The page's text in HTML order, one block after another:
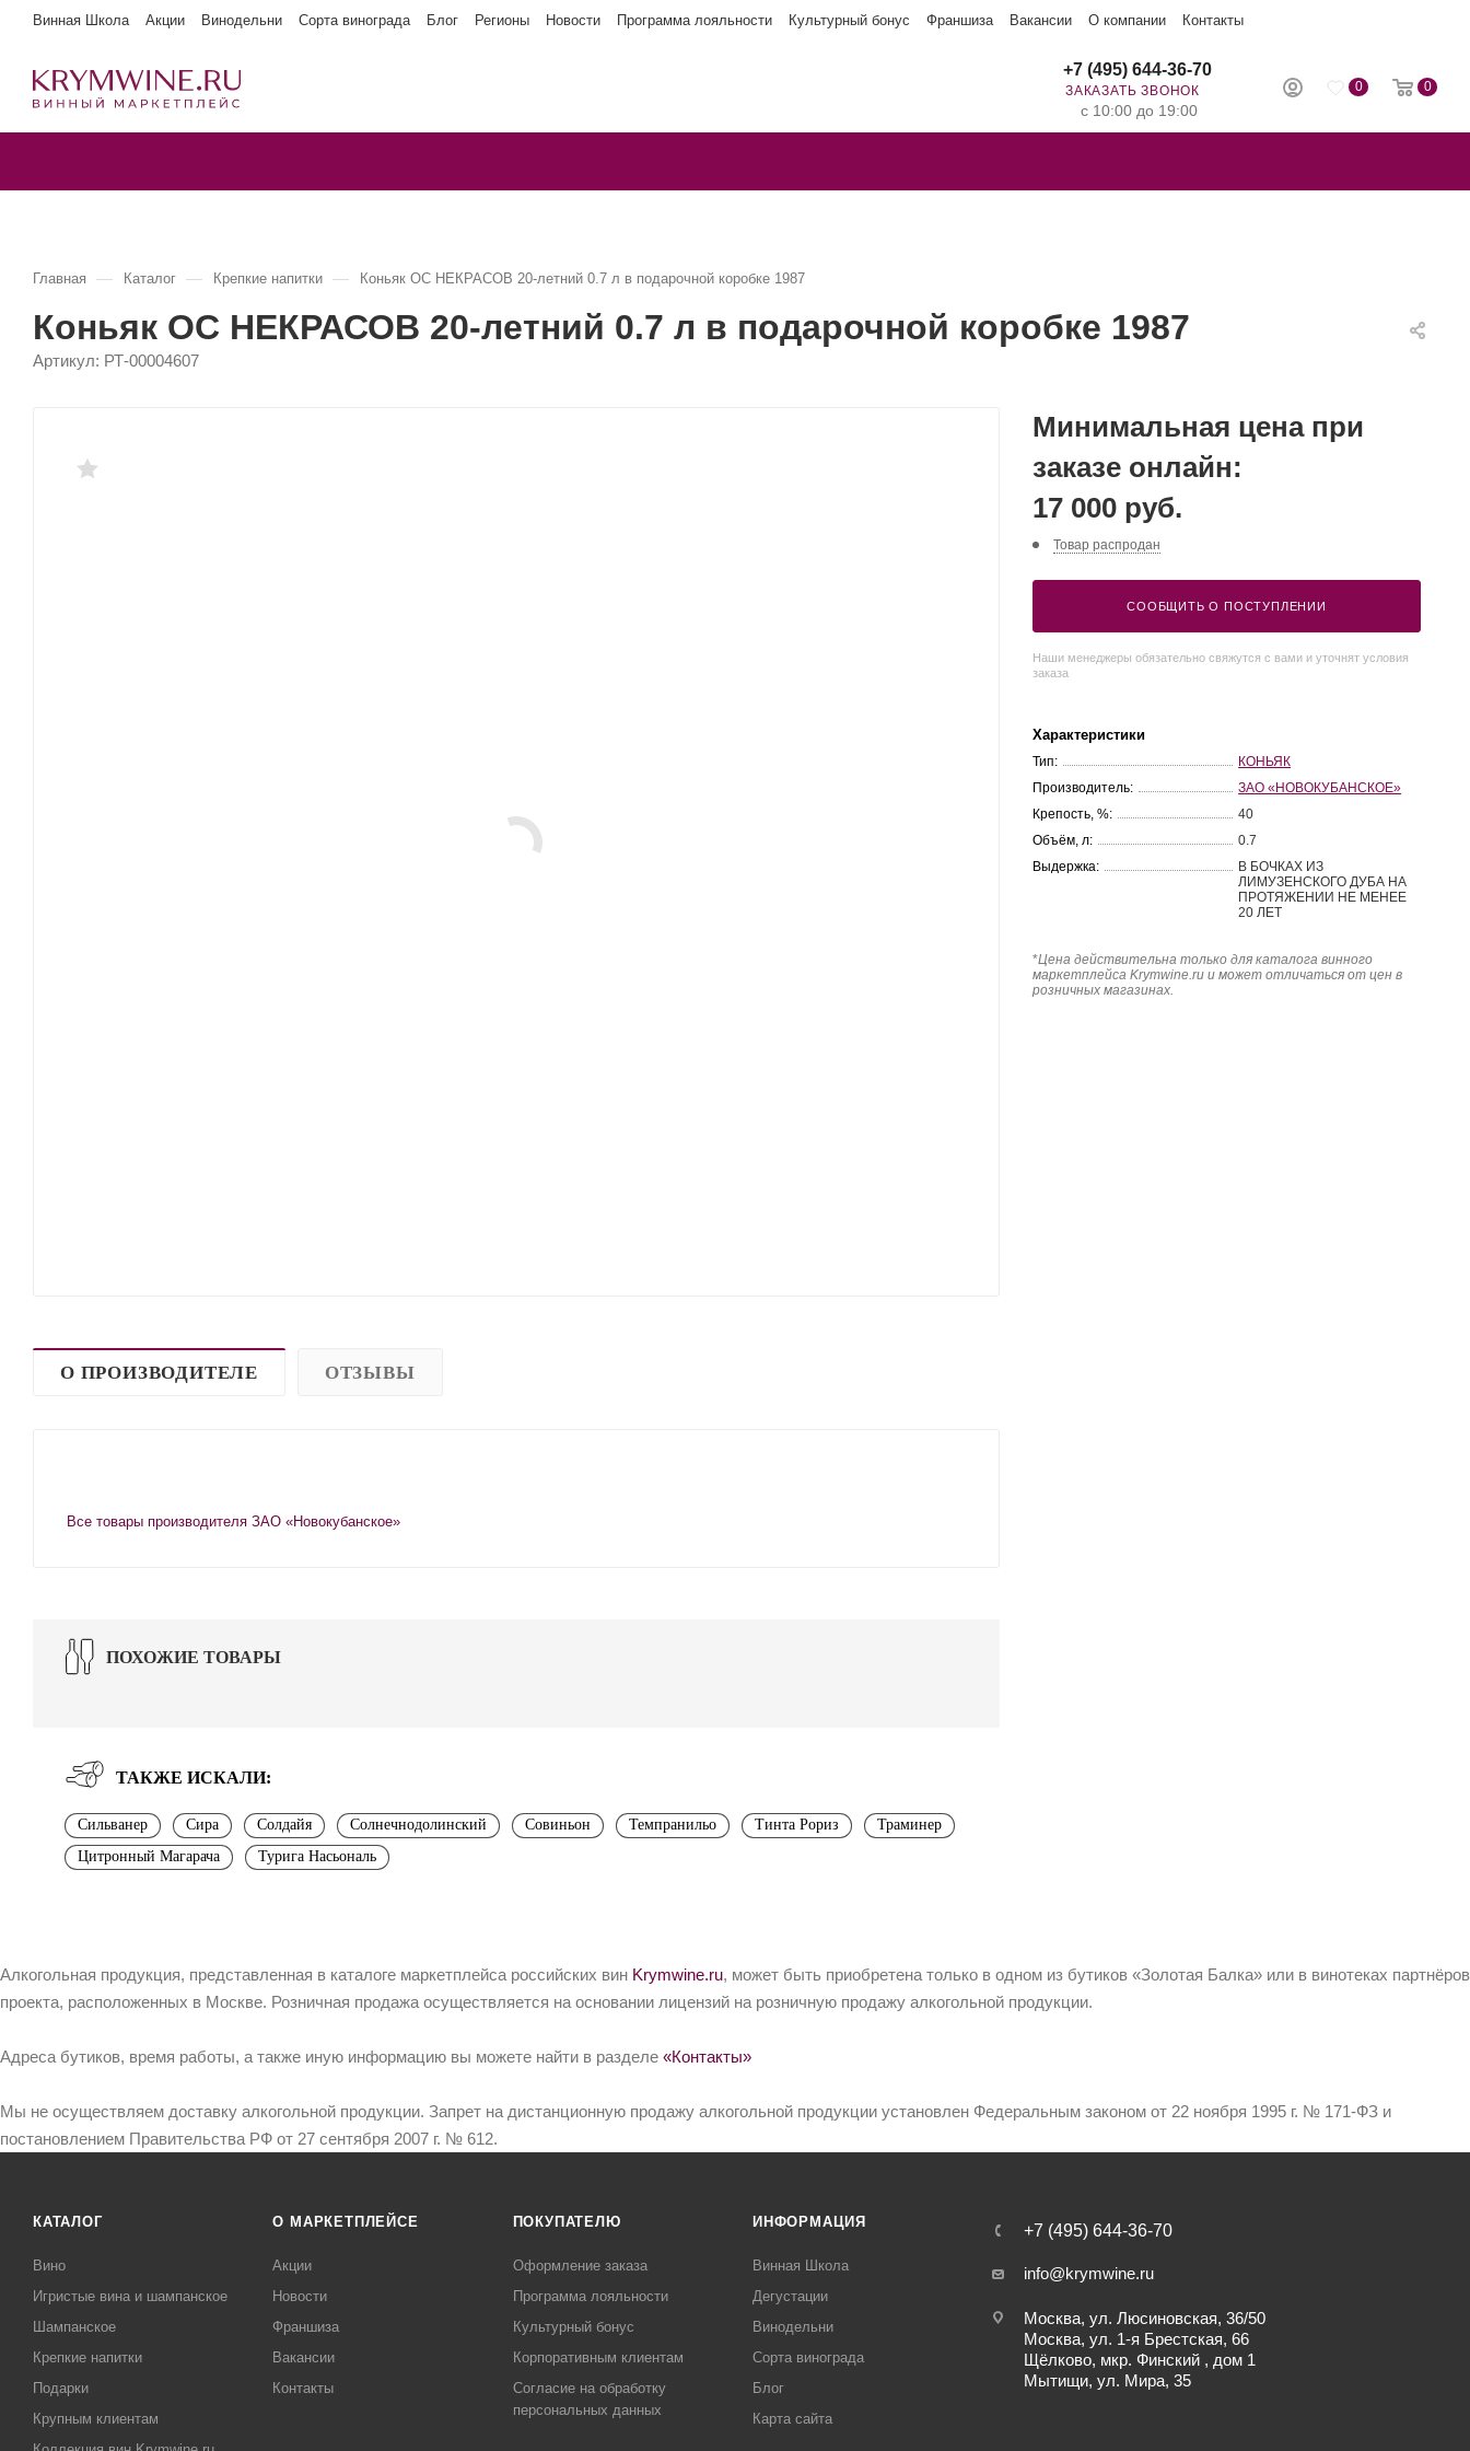
Винная Школа Акции Винодельни Сорта винограда Блог Регионы Новости Программа лояльности Культурный бонус Франшиза Вакансии О компании Контакты
0 0
+7 (495) 644-36-70
ЗАКАЗАТЬ ЗВОНОК
с 10:00 до 19:00
Главная — Каталог — Крепкие напитки — Коньяк ОС НЕКРАСОВ 20-летний 0.7 л в подарочной коробке 1987
Коньяк ОС НЕКРАСОВ 20-летний 0.7 л в подарочной коробке 1987
Артикул: РТ-00004607
О ПРОИЗВОДИТЕЛЕ ОТЗЫВЫ
Все товары производителя ЗАО «Новокубанское»
ПОХОЖИЕ ТОВАРЫ
ТАКЖЕ ИСКАЛИ:
Сильванер Сира Солдайя Солнечнодолинский Совиньон Темпранильо Тинта Рориз
Траминер
Цитронный Магарача
Турига Насьональ
Минимальная цена при
заказе онлайн:
17 000 руб.
Товар распродан
СООБЩИТЬ О ПОСТУПЛЕНИИ
Наши менеджеры обязательно свяжутся с вами и уточнят условия
заказа
Характеристики
Тип:
КОНЬЯК
Производитель:
ЗАО «НОВОКУБАНСКОЕ»
Крепость, %:
40
Объём, л:
0.7
Выдержка:
В БОЧКАХ ИЗ
ЛИМУЗЕНСКОГО ДУБА НА
ПРОТЯЖЕНИИ НЕ МЕНЕЕ
20 ЛЕТ
*Цена действительна только для каталога винного
маркетплейса Krymwine.ru и может отличаться от цен в
розничных магазинах.
Алкогольная продукция, представленная в каталоге маркетплейса российских вин Krymwine.ru, может быть приобретена только в одном из бутиков «Золотая Балка» или в винотеках партнёров
проекта, расположенных в Москве. Розничная продажа осуществляется на основании лицензий на розничную продажу алкогольной продукции.
Адреса бутиков, время работы, а также иную информацию вы можете найти в разделе «Контакты»
Мы не осуществляем доставку алкогольной продукции. Запрет на дистанционную продажу алкогольной продукции установлен Федеральным законом от 22 ноября 1995 г. № 171-ФЗ и
постановлением Правительства РФ от 27 сентября 2007 г. № 612.
КАТАЛОГ
Вино
Игристые вина и шампанское
Шампанское
Крепкие напитки
Подарки
Крупным клиентам
О МАРКЕТПЛЕЙСЕ
Акции
Новости
Франшиза
Вакансии
Контакты
ПОКУПАТЕЛЮ
Оформление заказа
Программа лояльности
Культурный бонус
Корпоративным клиентам
Согласие на обработку
персональных данных
ИНФОРМАЦИЯ
Винная Школа
Дегустации
Винодельни
Сорта винограда
Блог
Карта сайта
+7 (495) 644-36-70
info@krymwine.ru
Москва, ул. Люсиновская, 36/50
Москва, ул. 1-я Брестская, 66
Щёлково, мкр. Финский , дом 1
Мытищи, ул. Мира, 35